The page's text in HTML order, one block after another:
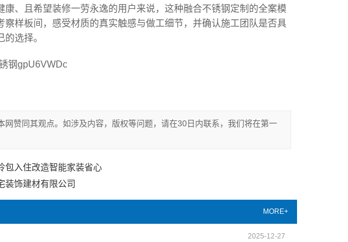
、且希望装修一劳永逸的用户来说，这种融合不锈钢定制的全案模
样板间，感受材质的真实触感与做工细节，并确认施工团队是否具
选择。
钢gpU6VWDc
赞同其观点。如涉及内容，版权等问题，请在30日内联系，我们将在第一
包入住改造智能家装省心
装饰建材有限公司
MORE+
2025-12-27